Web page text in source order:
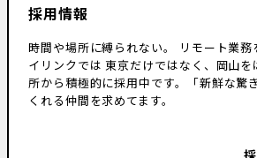
採用情報
時間や場所に縛られない。
リモート業務
イリンクでは 東京だけではなく、岡山
所から積極的に採用中です。
「新鮮な驚
くれる仲間を求めてます。